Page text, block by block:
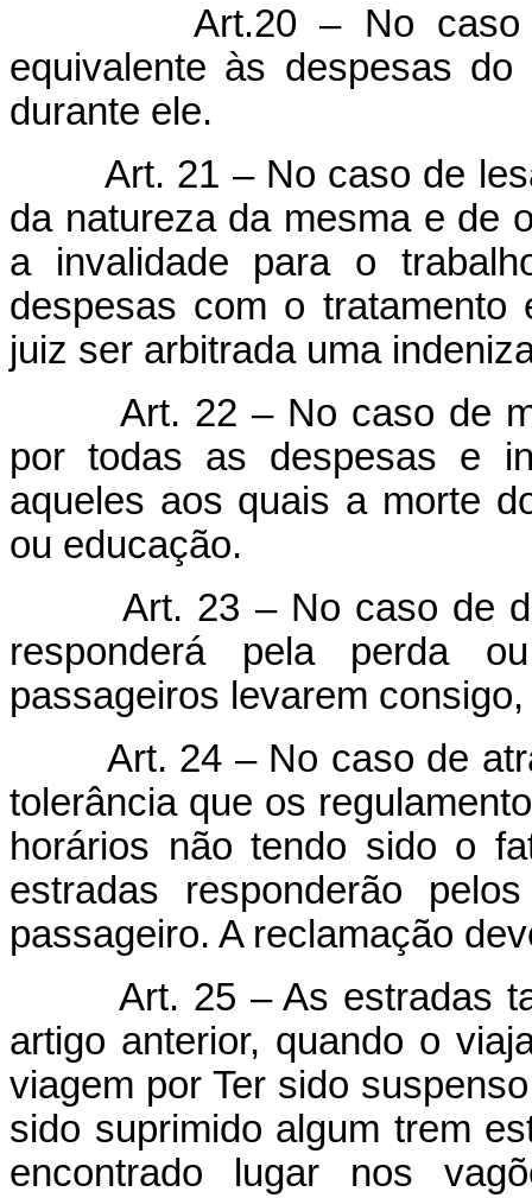
Art.20 – No caso
equivalente às despesas
durante ele.
Art. 21 – No caso de
da natureza da mesma e de
a invalidade para o
despesas com o
juiz ser arbitrada uma
Art. 22 – No caso de
por todas as despesas e
aqueles aos quais a morte
ou educação.
Art. 23 – No caso de
responderá pela perda
passageiros levarem
Art. 24 – No caso de
tolerância que os
horários não tendo sido o
estradas responderão
passageiro. A reclamação
Art. 25 – As estradas
artigo anterior, quando o
viagem por Ter sido
sido suprimido algum trem
encontrado lugar nos